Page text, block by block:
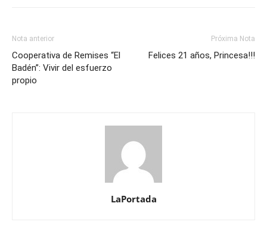
Nota anterior
Cooperativa de Remises “El
Badén”: Vivir del esfuerzo
propio
Próxima Nota
Felices 21 años, Princesa!!!
LaPortada